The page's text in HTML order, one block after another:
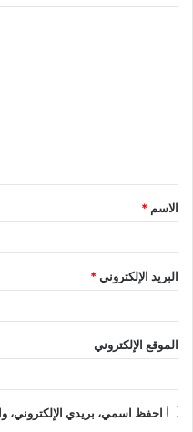
ق
*
الاسم *
البريد الإلكتروني*
الموقع الإلكتروني
احفظ اسمي، بريدي الإلكتروني،